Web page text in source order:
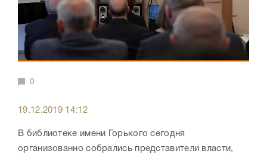
0
19.12.2019 14:12
В библиотеке имени Горького сегодня
организованно собрались представители власти,